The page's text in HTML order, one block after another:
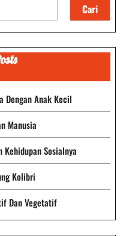
Cari
Dengan Anak Kecil
Manusia
Kehidupan Sosialnya
Kolibri
Dan Vegetatif